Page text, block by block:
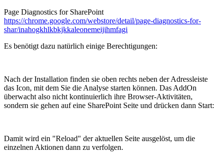
Page Diagnostics for SharePoint
https://chrome.google.com/webstore/detail/page-diagnostics-for-
shar/inahogkhlkbkjkkaleonemeijihmfagi
Es benötigt dazu natürlich einige Berechtigungen:
Nach der Installation finden sie oben rechts neben der Adressleiste
das Icon, mit dem Sie die Analyse starten können. Das AddOn
überwacht also nicht kontinuierlich ihre Browser-Aktivitäten,
sondern sie gehen auf eine SharePoint Seite und drücken dann Start:
Damit wird ein "Reload" der aktuellen Seite ausgelöst, um die
einzelnen Aktionen dann zu verfolgen.